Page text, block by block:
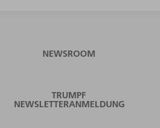
NEWSROOM
TRUMPF
NEWSLETTERANMELDUNG